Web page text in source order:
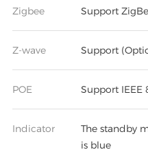
Zigbee Support
Z-wave Support
POE Support IEEE
Indicator
The standby
is blue